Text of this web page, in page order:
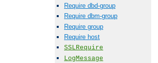
Require dbd-group
Require dbm-group
Require group
Require host
SSLRequire
LogMessage